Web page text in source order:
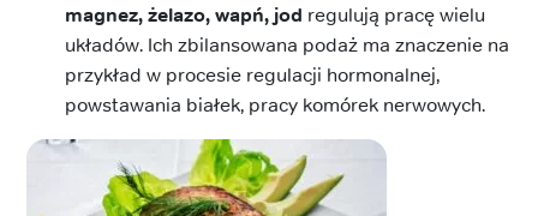
magnez, żelazo, wapń, jod regulują pracę wielu
układów. Ich zbilansowana podaż ma znaczenie na
przykład w procesie regulacji hormonalnej,
powstawania białek, pracy komórek nerwowych.